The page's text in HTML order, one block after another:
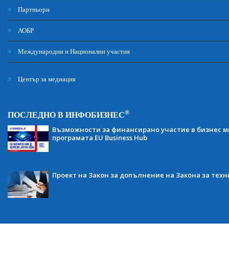
Партньори
АОБР
Международни и Национални участия
Център за медиация
ПОСЛЕДНО В ИНФОБИЗНЕС®
Възможности за финансирано участие в бизнес
програмата EU Business Hub
Проект на Закон за допълнение на Закона за